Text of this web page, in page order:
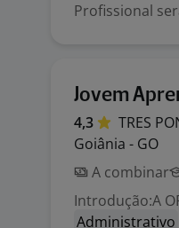
Profissional
Jovem
4,3 TRES
Goiânia - GO
A combinar
Introdução:A
Administrativo